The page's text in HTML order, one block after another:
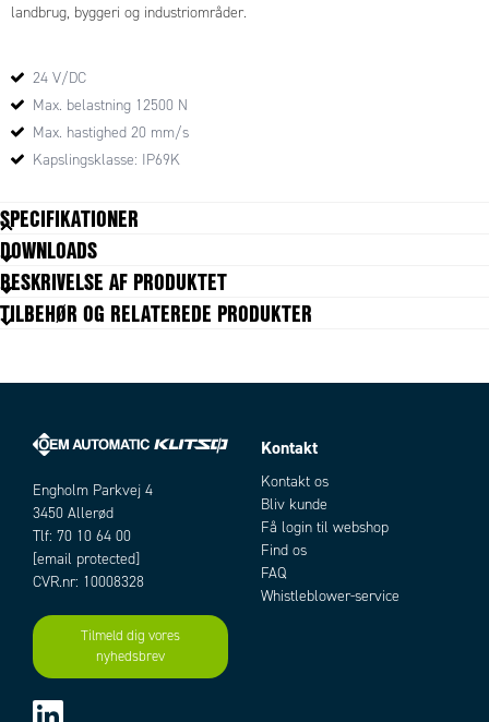
landbrug, byggeri og industriområder.
aktuator efter behov:
- Positionsfeedback via potentiometer (POT)
- Monteringsbeslag
24 V/DC
Max. belastning 12500 N
Max. hastighed 20 mm/s
Kapslingsklasse: IP69K
SPECIFIKATIONER
Forsyningsspænding
IP-klasse IP67, IP69K
Temperaturområde fra -25 °C
Trækkraft max
Trykkraft max 9000 N
Typical current 24V Full load 11 A
Typical current 24V No load 1,8 A
20:1
DOWNLOADS
BESKRIVELSE AF PRODUKTET
TILBEHØR OG RELATEREDE PRODUKTER
Add to existing cart row
Engholm Parkvej 4
3450 Allerød
Tlf: 70 10 64 00
[email protected]
CVR.nr: 10008328
Tilmeld dig vores
nyhedsbrev
Kontakt
Kontakt os
Bliv kunde
Få login til webshop
Find os
FAQ
Whistleblower-service